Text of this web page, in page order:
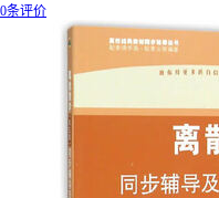
0条评价